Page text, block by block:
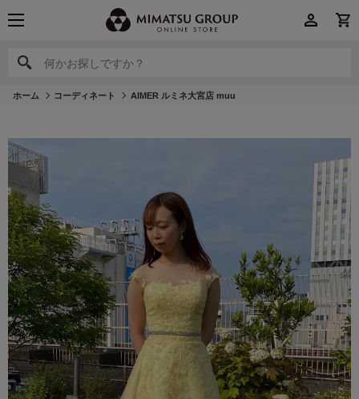
何かお探しですか？
何かお探しですか？
ホーム コーディネート AIMER ルミネ大宮店 muu